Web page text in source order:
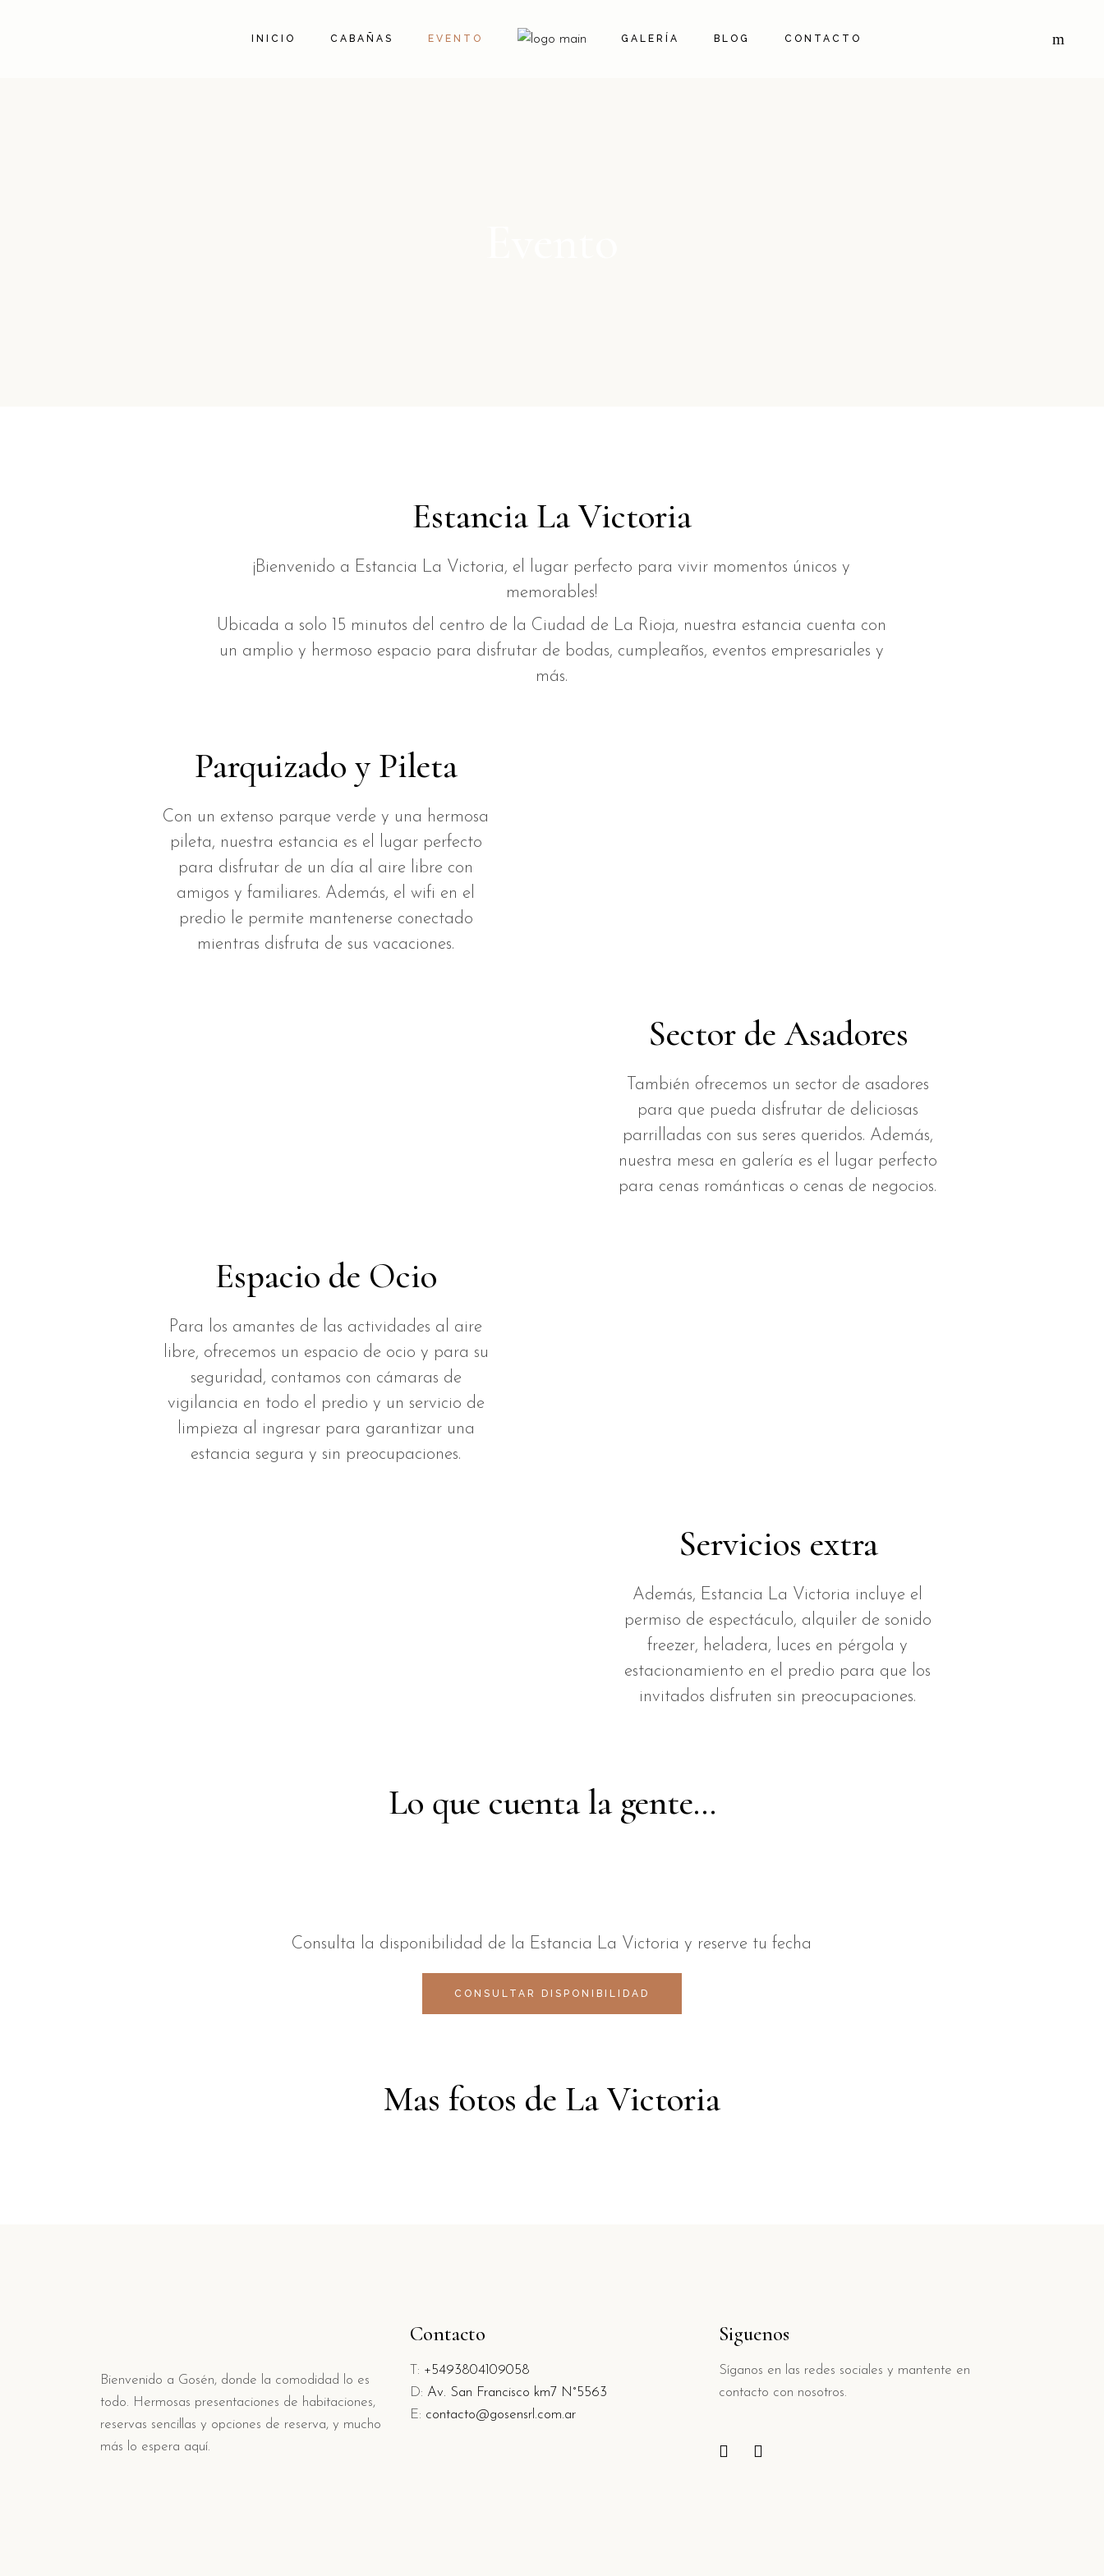
INICIO CABAÑAS EVENTO GALERÍA BLOG CONTACTO
Estancia La Victoria
¡Bienvenido a Estancia La Victoria, el lugar perfecto para vivir momentos únicos y
memorables!
Ubicada a solo 15 minutos del centro de la Ciudad de La Rioja, nuestra estancia cuenta con
un amplio y hermoso espacio para disfrutar de bodas, cumpleaños, eventos empresariales y
más.
Parquizado y Pileta
Con un extenso parque verde y una hermosa
pileta, nuestra estancia es el lugar perfecto
para disfrutar de un día al aire libre con
amigos y familiares. Además, el wifi en el
predio le permite mantenerse conectado
mientras disfruta de sus vacaciones.
Sector de Asadores
También ofrecemos un sector de asadores
para que pueda disfrutar de deliciosas
parrilladas con sus seres queridos. Además,
nuestra mesa en galería es el lugar perfecto
para cenas románticas o cenas de negocios.
Espacio de Ocio
Para los amantes de las actividades al aire
libre, ofrecemos un espacio de ocio y para su
seguridad, contamos con cámaras de
vigilancia en todo el predio y un servicio de
limpieza al ingresar para garantizar una
estancia segura y sin preocupaciones.
Servicios extra
Además, Estancia La Victoria incluye el
permiso de espectáculo, alquiler de sonido
freezer, heladera, luces en pérgola y
estacionamiento en el predio para que los
invitados disfruten sin preocupaciones.
Lo que cuenta la gente...
Consulta la disponibilidad de la Estancia La Victoria y reserve tu fecha
CONSULTAR DISPONIBILIDAD
Mas fotos de La Victoria
Bienvenido a Gosén, donde la comodidad lo es
todo. Hermosas presentaciones de habitaciones,
reservas sencillas y opciones de reserva, y mucho
más lo espera aquí.
Contacto
T: +5493804109058
D: Av. San Francisco km7 N°5563
E: contacto@gosensrl.com.ar
Siguenos
Síganos en las redes sociales y mantente en
contacto con nosotros.